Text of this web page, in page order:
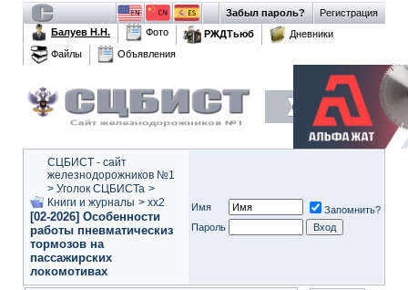
Регистрация
Забыл пароль?
Балуев Н.Н.
Фото РЖДТьюб
Дневники
Файлы
Объявления
СЦБИСТ - сайт
железнодорожников №1
> Уголок СЦБИСТа >
Книги и журналы > xx2
[02-2026] Особенности
работы пневматическиз
тормозов на
пассажирских
локомотивах
Имя
Запомнить?
Пароль